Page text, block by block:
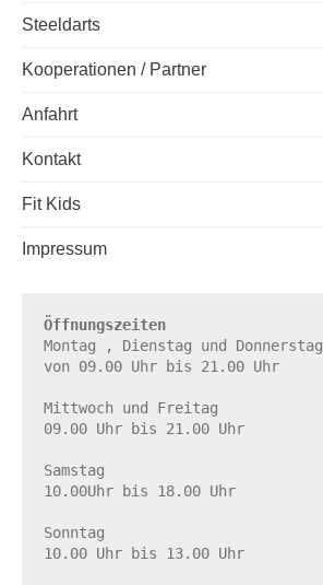
Steeldarts
Kooperationen / Partner
Anfahrt
Kontakt
Fit Kids
Impressum
Öffnungszeiten
Montag , Dienstag und Donnerstag
von 09.00 Uhr bis 21.00 Uhr
Mittwoch und Freitag
09.00 Uhr bis 21.00 Uhr
Samstag
10.00Uhr bis 18.00 Uhr
Sonntag
10.00 Uhr bis 13.00 Uhr